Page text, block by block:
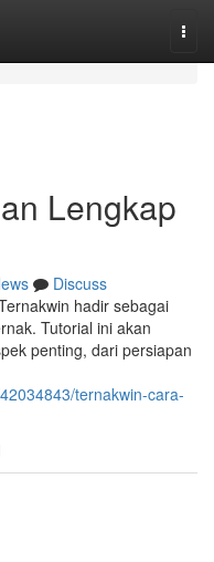
Lengkap
Discuss
hadir sebagai
Tutorial ini akan
penting, dari persiapan
ternakwin-cara-